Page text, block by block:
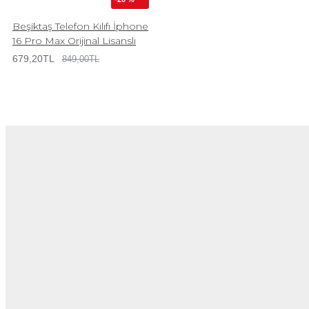
Beşiktaş Telefon Kılıfı İphone
16 Pro Max Orijinal Lisanslı
679,20TL 849,00TL